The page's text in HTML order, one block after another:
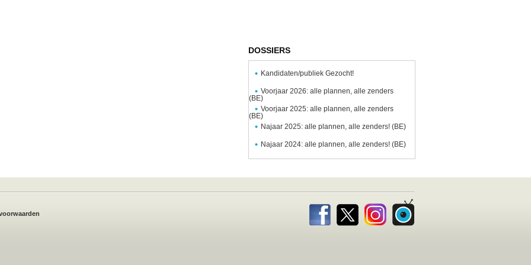
DOSSIERS
Kandidaten/publiek Gezocht!
Voorjaar 2026: alle plannen, alle zenders
(BE)
Voorjaar 2025: alle plannen, alle zenders
(BE)
Najaar 2025: alle plannen, alle zenders! (BE)
Najaar 2024: alle plannen, alle zenders! (BE)